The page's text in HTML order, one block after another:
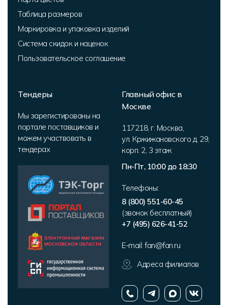
Таблица размеров
Маркировка и упаковка изделий
Система скидок и наценок
Пользовательское соглашение
Тендеры
Мы зарегистированы на
портале поставщиков и
можем участвовать в
тендерах
Главный офис в
Москве
117218, г. Москва,
ул. Кржижановского д. 29,
корп. 2, 3 этаж
Пн-Пт, 10:00 до 18:30
Телефоны:
8 (800) 551-60-45
(звонок бесплатный)
+7 (495) 626-41-52
E-mail: fan@fan.ru
Адреса филиалов